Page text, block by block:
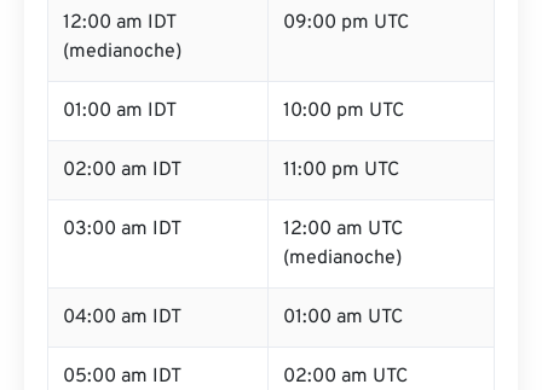
12:00 am IDT
(medianoche)
09:00 pm UTC
01:00 am IDT 10:00 pm UTC
02:00 am IDT 11:00 pm UTC
03:00 am IDT
12:00 am UTC
(medianoche)
04:00 am IDT 01:00 am UTC
05:00 am IDT 02:00 am UTC